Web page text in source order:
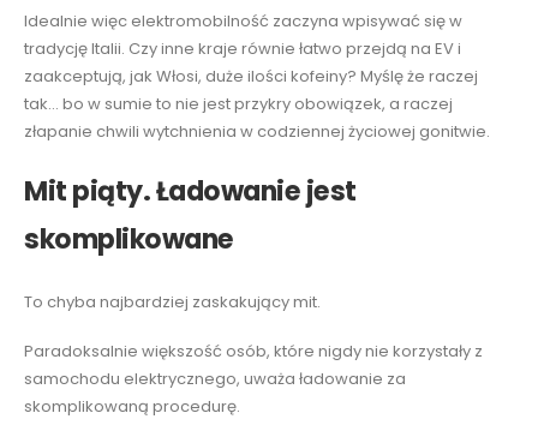
Idealnie więc elektromobilność zaczyna wpisywać się w
tradycję Italii. Czy inne kraje równie łatwo przejdą na EV i
zaakceptują, jak Włosi, duże ilości kofeiny? Myślę że raczej
tak… bo w sumie to nie jest przykry obowiązek, a raczej
złapanie chwili wytchnienia w codziennej życiowej gonitwie.
Mit piąty. Ładowanie jest
skomplikowane
To chyba najbardziej zaskakujący mit.
Paradoksalnie większość osób, które nigdy nie korzystały z
samochodu elektrycznego, uważa ładowanie za
skomplikowaną procedurę.